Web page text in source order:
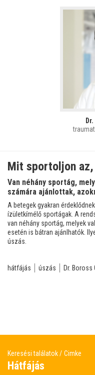
Mit sportoljon
Van néhány sportág,
számára ajánlottak,
A betegek gyakran
ízületkímélő sportágak. A
van néhány sportág, melyek
esetén is bátran ajánlhatók.
úszás.
hátfájás úszás Dr. Boross
Keresési találatok Cimke
Hátfájás